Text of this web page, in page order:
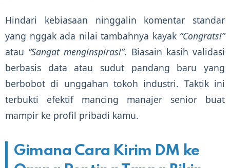
Hindari kebiasaan ninggalin komentar standar
yang nggak ada nilai tambahnya kayak “Congrats!”
atau “Sangat menginspirasi”. Biasain kasih validasi
berbasis data atau sudut pandang baru yang
berbobot di unggahan tokoh industri. Taktik ini
terbukti efektif mancing manajer senior buat
mampir ke profil pribadi kamu.
Gimana Cara Kirim DM ke